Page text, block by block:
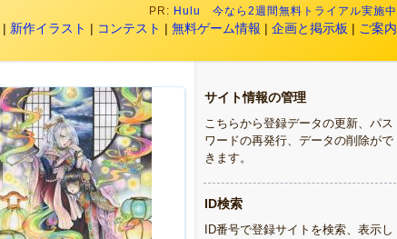
PR: Hulu 今なら2週間無料トライアル実施中
| 新作イラスト | コンテスト | 無料ゲーム情報 | 企画と掲示板 | ご案内
サイト情報の管理
こちらから登録データの更新、パス
ワードの再発行、データの削除がで
きます。
ID検索
ID番号で登録サイトを検索、表示し